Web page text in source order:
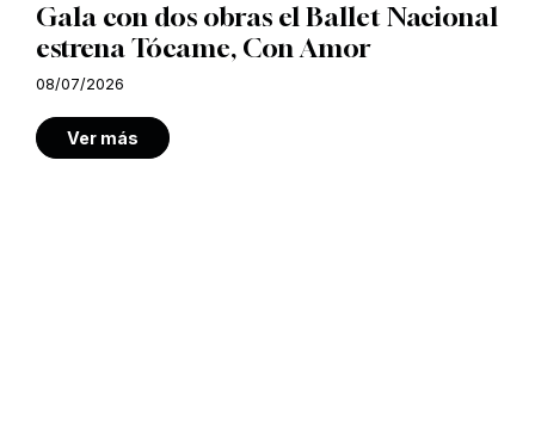
Gala con dos obras el Ballet Nacional
estrena Tócame, Con Amor
08/07/2026
Ver más